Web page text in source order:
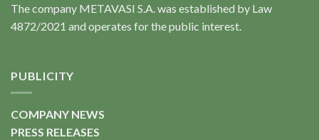
The company METAVASI S.A. was established by Law
4872/2021 and operates for the public interest.
PUBLICITY
COMPANY NEWS
PRESS RELEASES